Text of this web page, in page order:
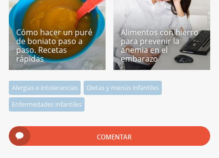
Cómo hacer un puré
de boniato paso a
paso. Recetas
rápidas
Alimentos con hierro
para prevenir la
anemia en el
embarazo
Alergias e intolerancias
Dietas y menús infantiles
Enfermedades infantiles
COMENTAR